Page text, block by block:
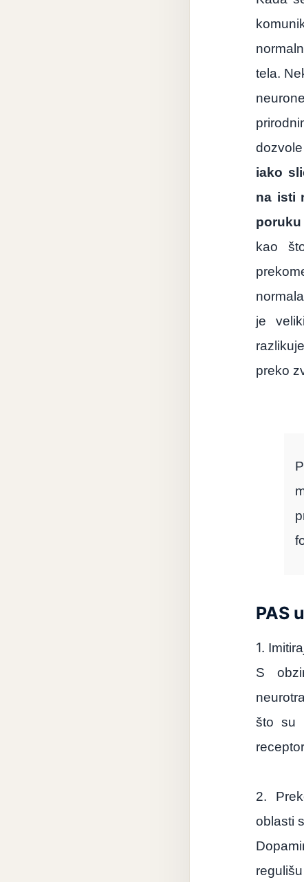
tela.
neurone
dozvole
iako sli
na isti
poruku
kao š
je
veliki
razlikuje
preko
PAS
1.
S
što su
2.
oblasti